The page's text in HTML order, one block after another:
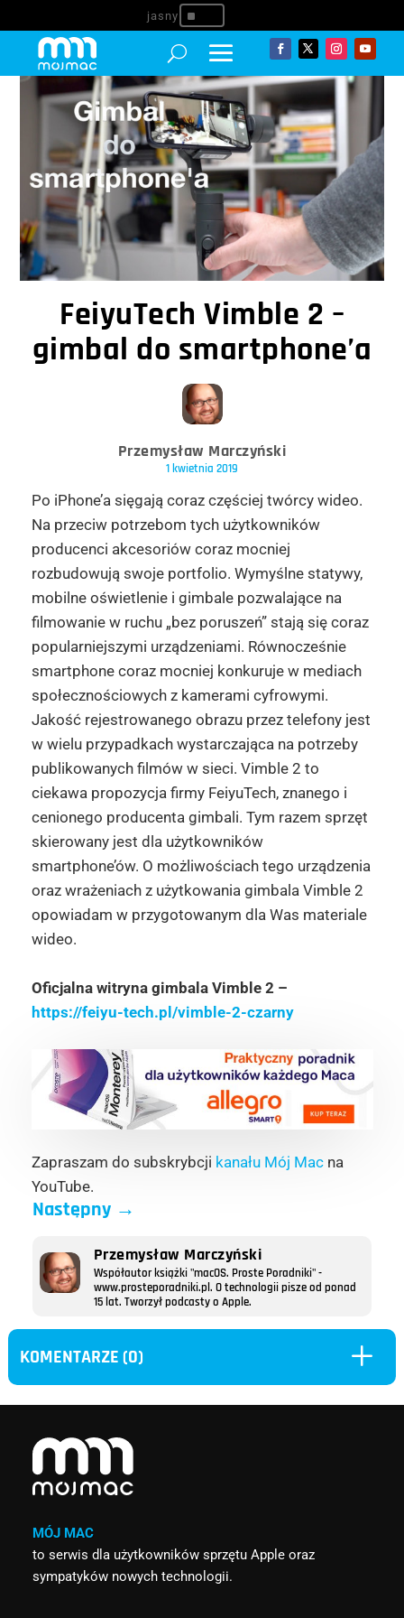
^
FeiyuTech Vimble 2 –
gimbal do smartphone’a
Przemysław Marczyński
1 kwietnia 2019
Po iPhone’a sięgają coraz częściej twórcy wideo.
Na przeciw potrzebom tych użytkowników
producenci akcesoriów coraz mocniej
rozbudowują swoje portfolio. Wymyślne statywy,
mobilne oświetlenie i gimbale pozwalające na
filmowanie w ruchu „bez poruszeń” stają się coraz
popularniejszymi urządzeniami. Równocześnie
smartphone coraz mocniej konkuruje w mediach
społecznościowych z kamerami cyfrowymi.
Jakość rejestrowanego obrazu przez telefony jest
w wielu przypadkach wystarczająca na potrzeby
publikowanych filmów w sieci. Vimble 2 to
ciekawa propozycja firmy FeiyuTech, znanego i
cenionego producenta gimbali. Tym razem sprzęt
skierowany jest dla użytkowników
smartphone’ów. O możliwościach tego urządzenia
oraz wrażeniach z użytkowania gimbala Vimble 2
opowiadam w przygotowanym dla Was materiale
wideo.
Oficjalna witryna gimbala Vimble 2 –
https://feiyu-tech.pl/vimble-2-czarny
Zapraszam do subskrybcji kanału Mój Macna
YouTube.
Następny→
Przemysław Marczyński
Współautor książki "macOS. Proste Poradniki" -
www.prosteporadniki.pl. O technologii pisze od ponad
15 lat. Tworzył podcasty o Apple.
KOMENTARZE (0) L
MÓJ MAC
to serwis dla użytkowników sprzętu Apple oraz
sympatyków nowych technologii.